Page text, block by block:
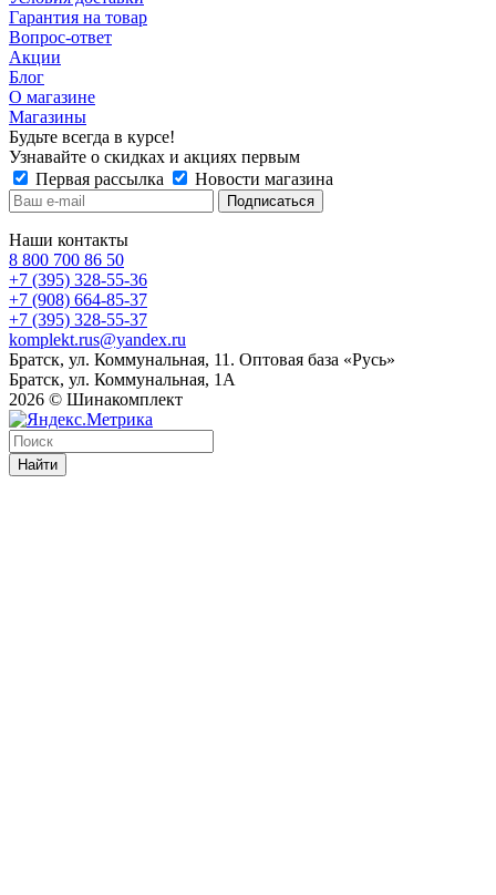
Гарантия на товар
Вопрос-ответ
Акции
Блог
О магазине
Магазины
Будьте всегда в курсе!
Узнавайте о скидках и акциях первым
Первая рассылка
Новости магазина
Наши контакты
8 800 700 86 50
+7 (395) 328-55-36
+7 (908) 664-85-37
+7 (395) 328-55-37
komplekt.rus@yandex.ru
Братск, ул. Коммунальная, 11. Оптовая база «Русь»
Братск, ул. Коммунальная, 1А
2026 © Шинакомплект
Найти